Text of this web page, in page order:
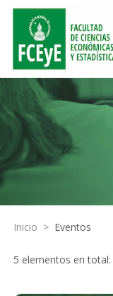
Inicio > Eventos
5 elementos en total: